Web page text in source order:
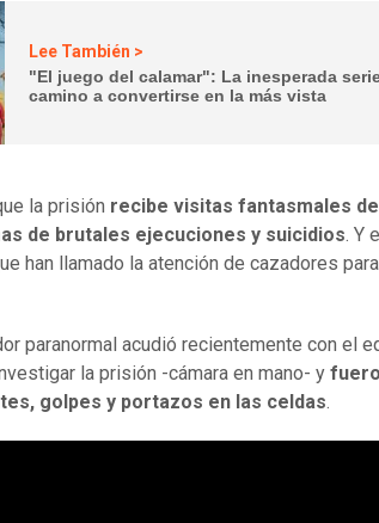
Lee También >
"El juego del calamar": La inesperada
camino a convertirse en la más vista
la prisión recibe visitas fantasmales
de brutales ejecuciones y suicidios. Y
han llamado la atención de cazadores
paranormal acudió recientemente con el
la prisión -cámara en mano- y
golpes y portazos en las celdas.